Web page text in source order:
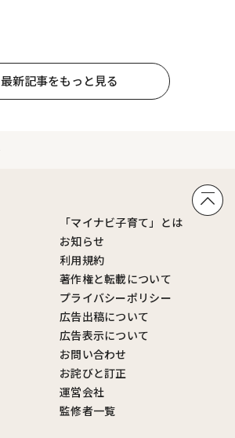
最新記事をもっと見る
「マイナビ子育て」とは
お知らせ
利用規約
著作権と転載について
プライバシーポリシー
広告出稿について
広告表示について
お問い合わせ
お詫びと訂正
運営会社
監修者一覧